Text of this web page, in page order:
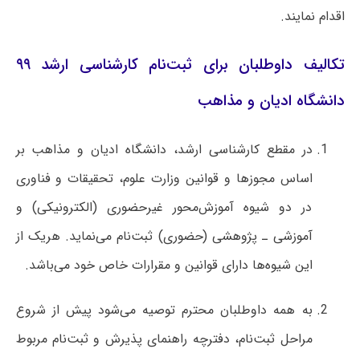
اقدام نمایند.
تکالیف داوطلبان برای ثبت‌نام کارشناسی ارشد ۹۹
دانشگاه ادیان و مذاهب
در مقطع کارشناسی ارشد، دانشگاه ادیان و مذاهب بر
اساس مجوز‌ها و قوانین وزارت علوم، تحقیقات و فناوری
در دو شیوه آموزش‌محور غیرحضوری (الکترونیکی) و
آموزشی ـ پژوهشی (حضوری) ثبت‌نام می‌نماید. هریک از
این شیوه‌ها دارای قوانین و مقرارات خاص خود می‌باشد.
به همه داوطلبان محترم توصیه می‌شود پیش از شروع
مراحل ثبت‌نام، دفترچه راهنمای پذیرش و ثبت‌نام مربوط